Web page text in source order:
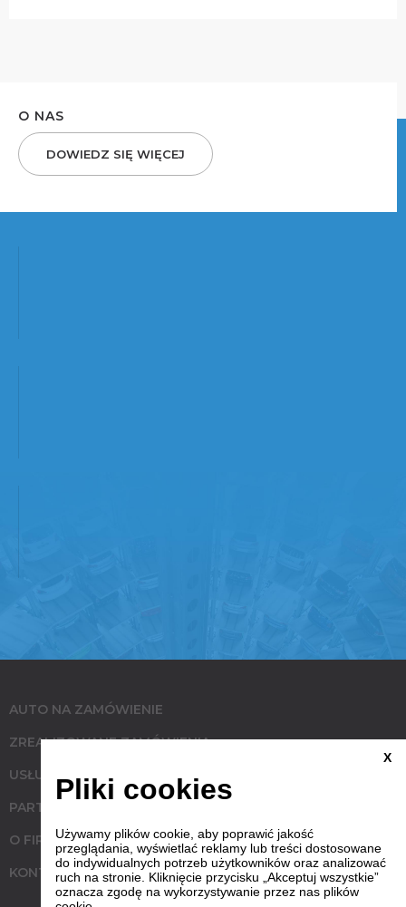
O NAS
DOWIEDZ SIĘ WIĘCEJ
AUTO NA ZAMÓWIENIE
ZREALIZOWANE ZAMÓWIENIA
USŁUGI
PARTNERZY
O FIRMIE
KONTAKT
X
Pliki cookies
Używamy plików cookie, aby poprawić jakość
przeglądania, wyświetlać reklamy lub treści dostosowane
do indywidualnych potrzeb użytkowników oraz analizować
ruch na stronie. Kliknięcie przycisku „Akceptuj wszystkie”
oznacza zgodę na wykorzystywanie przez nas plików